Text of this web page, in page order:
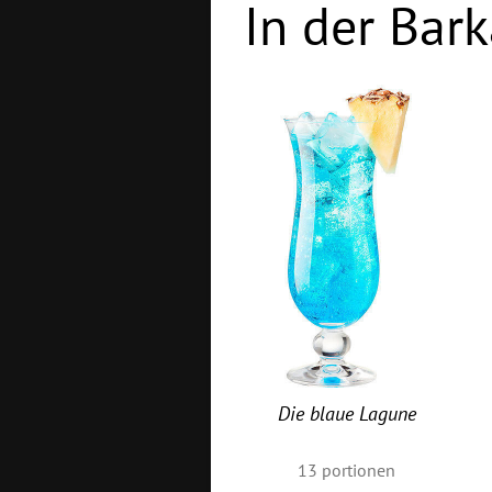
In der
Die blaue Lagune
13 portionen